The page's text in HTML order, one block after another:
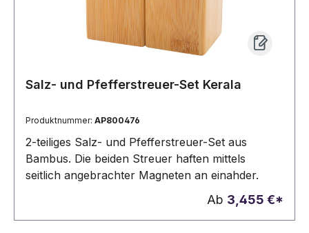
Salz- und Pfefferstreuer-Set Kerala
Produktnummer: AP800476
2-teiliges Salz- und Pfefferstreuer-Set aus
Bambus. Die beiden Streuer haften mittels
seitlich angebrachter Magneten an einahder.
Ab 3,455 €*